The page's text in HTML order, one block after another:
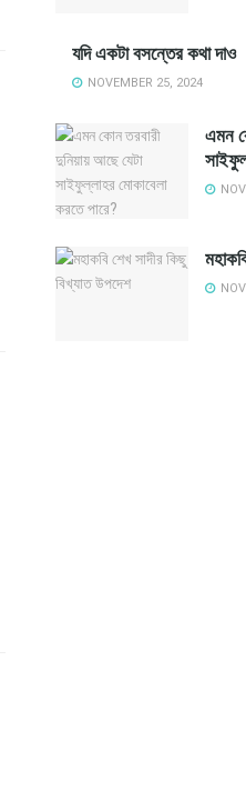
যদি একটা বসন্তের কথা দাও
NOVEMBER 25, 2024
এমন